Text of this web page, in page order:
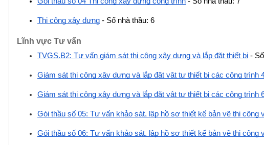
Thi công xây dựng - Số nhà thầu: 6
Lĩnh vực Tư vấn
TVGS.B2: Tư vấn giám sát thi công xây dựng và lắp đặt thiết bị -
Giám sát thi công xây dựng và lắp đặt vật tư thiết bị các công trình
Giám sát thi công xây dựng và lắp đặt vật tư thiết bị các công trình
Gói thầu số 05: Tư vấn khảo sát, lập hồ sơ thiết kế bản vẽ thi
Gói thầu số 06: Tư vấn khảo sát, lập hồ sơ thiết kế bản vẽ thi